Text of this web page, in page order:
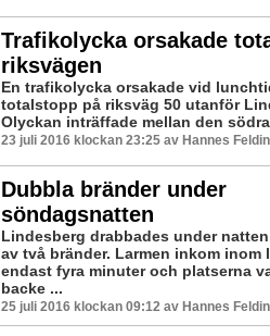
Trafikolycka orsakade
riksvägen
En trafikolycka orsakade vid
totalstopp på riksväg 50 utanför
Olyckan inträffade mellan den
23 juli 2016 klockan 23:25 av Hannes
Dubbla bränder under
söndagsnatten
Lindesberg drabbades under
av två bränder. Larmen inkom inom
endast fyra minuter och platserna
backe ...
25 juli 2016 klockan 09:12 av Hannes